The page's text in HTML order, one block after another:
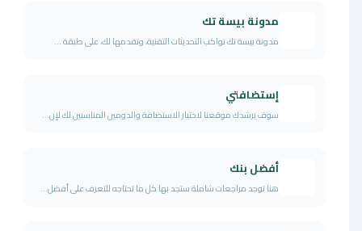
مدونة بيسة تك
مدونة بيسة تك تواكب التحديثات التقنية، وتقدمها لك، على طبقة ...
إستضافتي
سوف يرشدك موقعنا لاختيار الاستضافة والدومين المناسبين لك لإن...
أفضل بنك
هنا توجد مراجعات شاملة ستجد بها كل ما تحتاجه للتعرف على أفضل...